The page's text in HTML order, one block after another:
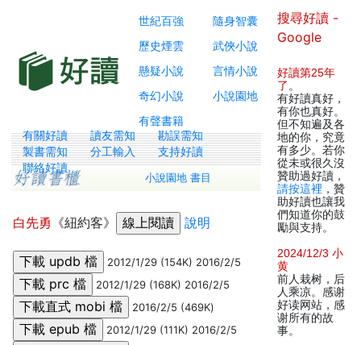
世紀百強
隨身智囊
歷史煙雲
武俠小說
懸疑小說
言情小說
奇幻小說
小說園地
有聲書籍
有關好讀 讀友需知
勘誤需知
製書需知
分工輸入
支持好讀
聯絡好讀
小說園地 書目
白先勇 《紐約客》 說明
2012/1/29 (154K) 2016/2/5
2012/1/29 (168K) 2016/2/5
2016/2/5 (469K)
2012/1/29 (111K) 2016/2/5
搜尋好讀 -
Google
好讀第25年
了 。
有好讀真好，
有你也真好。
但不知遍及各
地的你，究竟
有多少。若你
從未或很久沒
贊助過好讀，
請按這裡 ，贊
助好讀也讓我
們知道你的鼓
勵與支持。
2024/12/3 小
黄
前人栽树，后
人乘凉。感谢
好读网站，感
谢所有的故
事。